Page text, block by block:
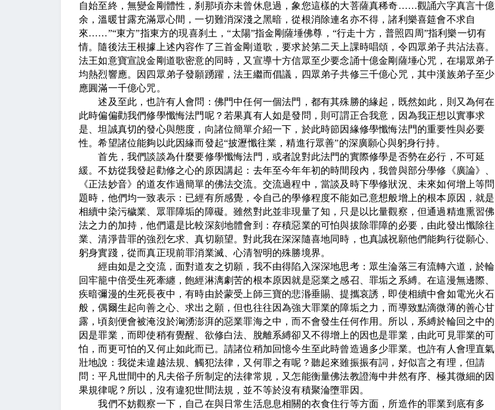
自始至終，無變金剛體性，刹那頃亦未曾休息過，象您這樣的大菩薩真稀奇……觀誦六字真言十億
余，溫暖甘露充滿眾心間，一切難消深淺之黑暗，從根消除連名亦不得，諸利樂喜筵會不求自
來……”“東方”指東方的現喜刹土，“太陽”指金剛薩埵佛尊，“行走十方，普照四周”指利樂一切有
情。隨後法王根據上述內容作了三首金剛道歌，要求於第二天上課時唱頌，令四眾弟子共沾法喜。
法王如意寶宣說金剛道歌密意的同時，又宣導十方信眾至少要念誦十億金剛薩埵心咒，在場眾弟子
均熱烈響應。因四眾弟子發願踴躍，法王繼而倡議，四眾弟子共修三千億心咒，其中漢族弟子至少
應圓滿一千億心咒。
述及至此，也許有人會問：佛門中任何一個法門，都有其殊勝的緣起，既然如此，則又為何在
此時偏偏勸我們修學懺悔法門呢？若果真有人如是發問，則可謂正合我意，因為我正想以實事求
是、坦誠真切的發心與態度，向諸位簡單介紹一下，於此時節因緣修學懺悔法門的重要性與必要
性。希望諸位能夠以此因緣而發起“披瀝懺往業，精進行眾善”的深廣願心與躬身行持。
首先，我們談談為什麼要修學懺悔法門，或者說對此法門的實際修學是否勢在必行，不可延
緩。不妨從我發起勸修之心的原因講起：去年至今年年初的時間段內，我曾與部分學修《廣論》、
《正法妙音》的道友作過簡單的佛法交流。交流過程中，當談及時下學修狀況、未來如何增上等問
題時，他們均一致表示：已經有所感覺，令自己的學修程度不能如己意想般增上的根本原因，就是
相續中染污穢業、眾罪障垢的障礙。雖然對此並非現量了知，只是以比量觀察，但通過精進熏習佛
法之力的加持，他們還是比較深刻地體會到：存積惡業的可怕與拔除罪障的必要，由此發出懺除往
業、清淨昔罪的強烈乞求、真切願望。對此我在深深隨喜地同時，也真誠祝願他們能夠行從願心、
躬身實踐，從而真正現前罪消業滅、心清智明的殊勝境界。
經由如是之交流，面對道友之切願，我不由得陷入深深地思考：眾生淪落三有流轉六道，於輪
回牢籠中倍受生死牽纏，飽經淋漓劇苦的根本原因就是惡業之感召、罪垢之系縛。在這漫無邊際、
疾暗彌漫的生死長夜中，有時由於蒙受上師三寶的悲湣垂賜、提攜哀誘，即使相續中會如電光火石
般，偶爾生起向善之心、求出之願，但也往往因為強大罪業的障垢之力，而導致點滴微薄的善心甘
露，頃刻便會被淹沒於洶湧澎湃的惡業罪海之中，而不會發生任何作用。所以，系縛於輪回之中的
因是罪業，而即使稍有覺醒、欲修白法、脫離系縛卻又不得增上的因也是罪業，由此可見罪業的可
怕，而更可怕的又何止如此而已。請諸位稍加回憶今生至此時曾造過多少罪業。也許有人會理直氣
壯地說：我從未違越法規、觸犯法律，又何罪之有呢？聽起來雖振振有詞，好似言之有理，但請
問：平凡世間中的凡夫俗子所制定的法律常規，又怎能衡量佛法教證海中井然有序、極其微細的因
果規律呢？所以，沒有違犯世間法規，並不等於沒有積聚淪墮罪因。
我們不妨觀察一下，自己在與日常生活息息相關的衣食住行等方面，所造作的罪業到底有多